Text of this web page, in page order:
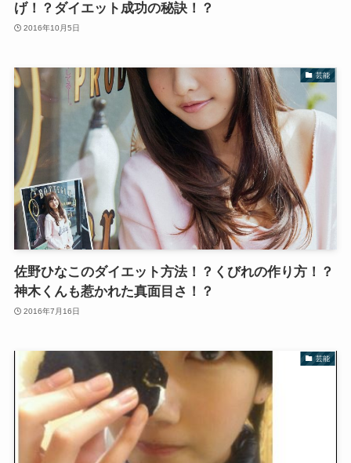
げ！？ダイエット成功の秘訣！？
2016年10月5日
芸能
佐野ひなこのダイエット方法！？くびれの作り方！？
神木くんも惹かれた真面目さ！？
2016年7月16日
芸能